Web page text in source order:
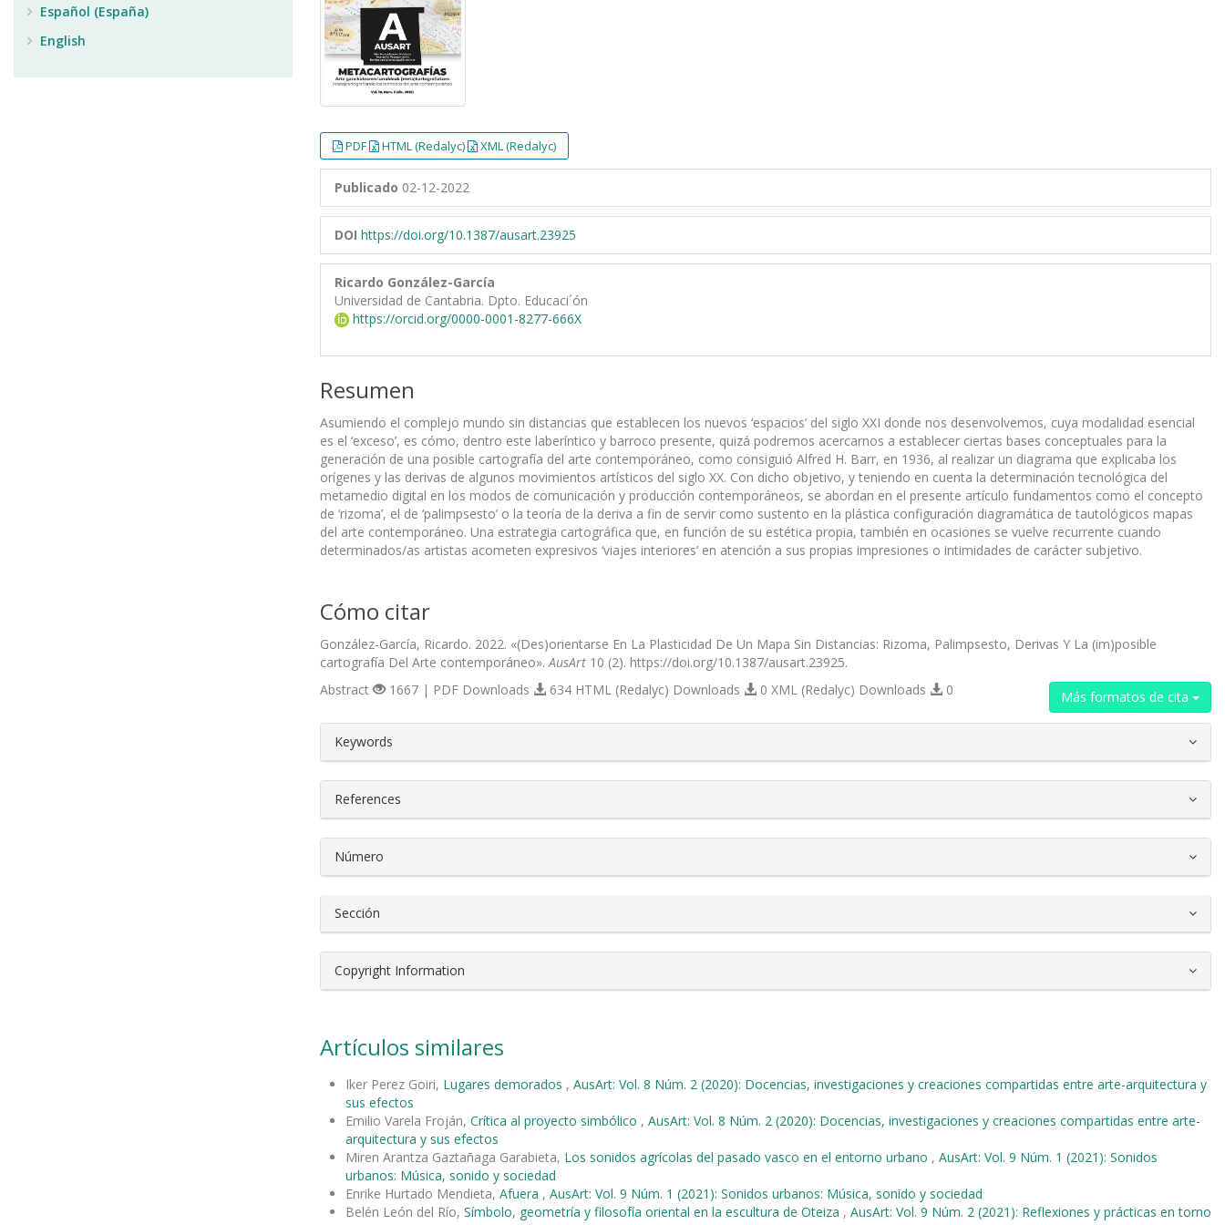
PDF HTML (Redalyc) XML (Redalyc)
Publicado 02-12-2022
DOI https://doi.org/10.1387/ausart.23925
Ricardo González-García
Universidad de Cantabria. Dpto. Educaci´ón
https://orcid.org/0000-0001-8277-666X
Resumen
Asumiendo el complejo mundo sin distancias que establecen los nuevos ‘espacios’ del siglo XXI donde nos desenvolvemos, cuya modalidad esencial
es el ‘exceso’, es cómo, dentro este laberíntico y barroco presente, quizá podremos acercarnos a establecer ciertas bases conceptuales para la
generación de una posible cartografía del arte contemporáneo, como consiguió Alfred H. Barr, en 1936, al realizar un diagrama que explicaba los
orígenes y las derivas de algunos movimientos artísticos del siglo XX. Con dicho objetivo, y teniendo en cuenta la determinación tecnológica del
metamedio digital en los modos de comunicación y producción contemporáneos, se abordan en el presente artículo fundamentos como el concepto
de ‘rizoma’, el de ‘palimpsesto’ o la teoría de la deriva a fin de servir como sustento en la plástica configuración diagramática de tautológicos mapas
del arte contemporáneo. Una estrategia cartográfica que, en función de su estética propia, también en ocasiones se vuelve recurrente cuando
determinados/as artistas acometen expresivos ‘viajes interiores’ en atención a sus propias impresiones o intimidades de carácter subjetivo.
Cómo citar
González-García, Ricardo. 2022. «(Des)orientarse En La Plasticidad De Un Mapa Sin Distancias: Rizoma, Palimpsesto, Derivas Y La (im)posible
cartografía Del Arte contemporáneo».AusArt 10 (2). https://doi.org/10.1387/ausart.23925.
Más formatos de cita
Abstract 1667 | PDF Downloads 634 HTML (Redalyc) Downloads 0 XML (Redalyc) Downloads 0
##plugins.themes.bootstrap3.article.details##
Keywords
References
Número
Sección
Copyright Information
Artículos similares
Iker Perez Goiri, Lugares demorados , AusArt: Vol. 8 Núm. 2 (2020): Docencias, investigaciones y creaciones compartidas entre arte-arquitectura y
sus efectos
Emilio Varela Froján, Crítica al proyecto simbólico , AusArt: Vol. 8 Núm. 2 (2020): Docencias, investigaciones y creaciones compartidas entre arte-
arquitectura y sus efectos
Miren Arantza Gaztañaga Garabieta, Los sonidos agrícolas del pasado vasco en el entorno urbano , AusArt: Vol. 9 Núm. 1 (2021): Sonidos
urbanos: Música, sonido y sociedad
Enrike Hurtado Mendieta, Afuera , AusArt: Vol. 9 Núm. 1 (2021): Sonidos urbanos: Música, sonido y sociedad
Belén León del Río, Símbolo, geometría y filosofía oriental en la escultura de Oteiza , AusArt: Vol. 9 Núm. 2 (2021): Reflexiones y prácticas en torno
Español (España)
English